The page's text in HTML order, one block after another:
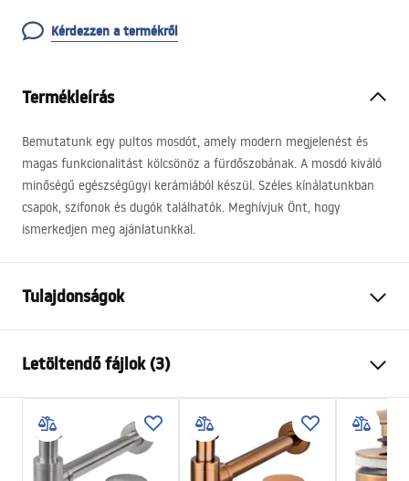
Kérdezzen a termékről
Termékleírás
Bemutatunk egy pultos mosdót, amely modern megjelenést és
magas funkcionalitást kölcsönöz a fürdőszobának. A mosdó kiváló
minőségű egészségügyi kerámiából készül. Széles kínálatunkban
csapok, szifonok és dugók találhatók. Meghívjuk Önt, hogy
ismerkedjen meg ajánlatunkkal.
Tulajdonságok
Anyag
Szín
Kőhatás
Kivitel
Matt
Hosszúság
480mm
Letöltendő fájlok (3)
Telepítési utasítások
Basin.pdf